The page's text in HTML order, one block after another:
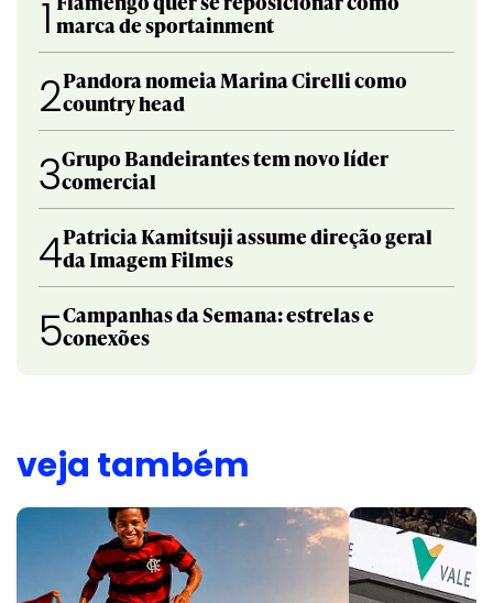
1 marca de sportainment
2Pandora nomeia Marina Cirelli como
country head
3Grupo Bandeirantes tem novo líder
comercial
4Patricia Kamitsuji assume direção geral
da Imagem Filmes
5Campanhas da Semana: estrelas e
conexões
veja também